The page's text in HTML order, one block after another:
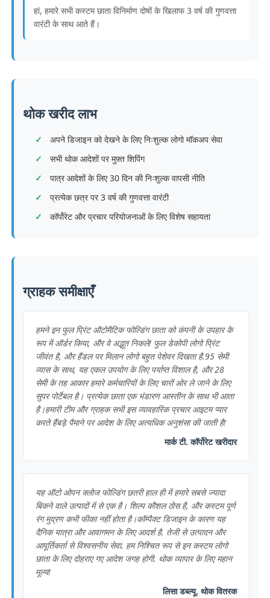
हां, हमारे सभी कस्टम छाता विनिर्माण दोषों के खिलाफ 3 वर्ष की गुणवत्ता
वारंटी के साथ आते हैं।
थोक खरीद लाभ
अपने डिजाइन को देखने के लिए निःशुल्क लोगो मॉकअप सेवा
सभी थोक आदेशों पर मुफ़्त शिपिंग
पात्र आदेशों के लिए 30 दिन की निःशुल्क वापसी नीति
प्रत्येक छत्र पर 3 वर्ष की गुणवत्ता वारंटी
कॉर्पोरेट और प्रचार परियोजनाओं के लिए विशेष सहायता
ग्राहक समीक्षाएँ
हमने इन फुल प्रिंट ऑटोमैटिक फोल्डिंग छाता को कंपनी के उपहार के
रूप में ऑर्डर किया, और वे अद्भुत निकले! फुल डेकोपी लोगो प्रिंट
जीवंत है, और हैंडल पर मिलान लोगो बहुत पेशेवर दिखता है.95 सेमी
व्यास के साथ, यह एकल उपयोग के लिए पर्याप्त विशाल है, और 28
सेमी के तह आकार हमारे कर्मचारियों के लिए चारों ओर ले जाने के लिए
सुपर पोर्टेबल है। प्रत्येक छाता एक भंडारण आस्तीन के साथ भी आता
है।हमारी टीम और ग्राहक सभी इस व्यावहारिक प्रचार आइटम प्यार
करते हैंबड़े पैमाने पर आदेश के लिए अत्यधिक अनुशंसा की जाती है!
मार्क टी. कॉर्पोरेट खरीदार
यह ऑटो ओपन क्लोज फोल्डिंग छतरी हाल ही में हमारे सबसे ज्यादा
बिकने वाले उत्पादों में से एक है। शिल्प कौशल ठोस है, और कस्टम पूर्ण
रंग मुद्रण कभी फीका नहीं होता है।कॉम्पैक्ट डिजाइन के कारण यह
दैनिक यात्रा और आवागमन के लिए आदर्श है. तेजी से उत्पादन और
आपूर्तिकर्ता से विश्वसनीय सेवा. हम निश्चित रूप से इन कस्टम लोगो
छाता के लिए दोहराए गए आदेश जगह होगी. थोक व्यापार के लिए महान
मूल्य!
लिसा डब्ल्यू. थोक वितरक